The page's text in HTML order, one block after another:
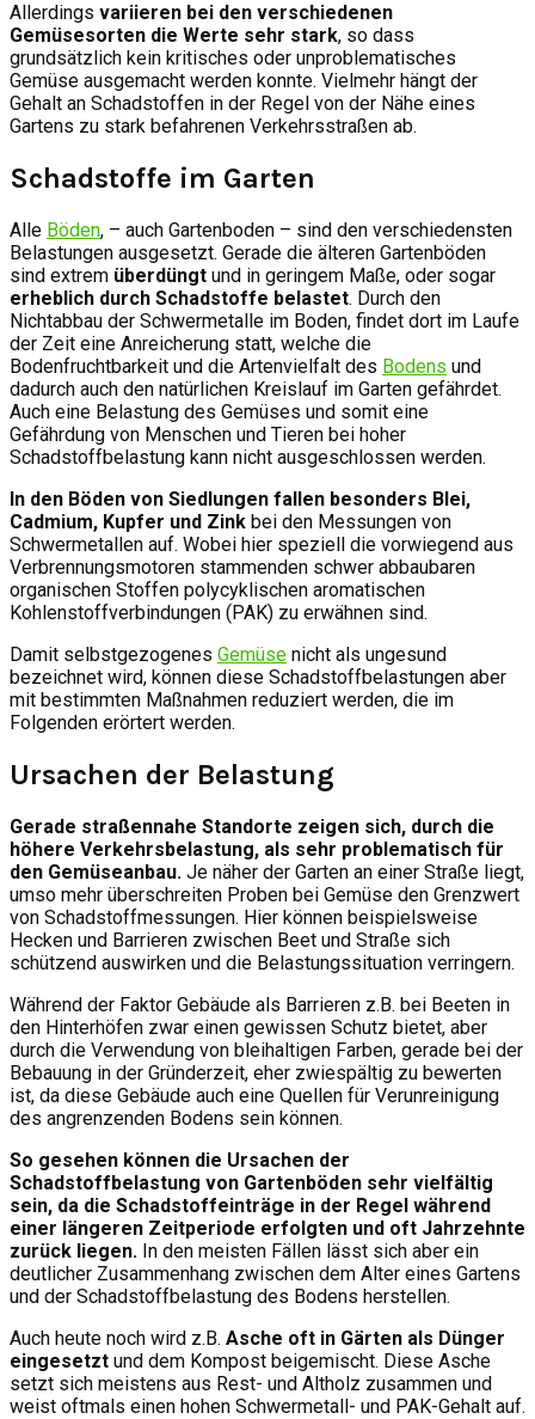
Allerdings variieren bei den verschiedenen
Gemüsesorten die Werte sehr stark, so dass
grundsätzlich kein kritisches oder unproblematisches
Gemüse ausgemacht werden konnte. Vielmehr hängt der
Gehalt an Schadstoffen in der Regel von der Nähe eines
Gartens zu stark befahrenen Verkehrsstraßen ab.
Schadstoffe im Garten
Alle Böden, – auch Gartenboden – sind den verschiedensten
Belastungen ausgesetzt. Gerade die älteren Gartenböden
sind extrem überdüngt und in geringem Maße, oder sogar
erheblich durch Schadstoffe belastet. Durch den
Nichtabbau der Schwermetalle im Boden, findet dort im Laufe
der Zeit eine Anreicherung statt, welche die
Bodenfruchtbarkeit und die Artenvielfalt des Bodens und
dadurch auch den natürlichen Kreislauf im Garten gefährdet.
Auch eine Belastung des Gemüses und somit eine
Gefährdung von Menschen und Tieren bei hoher
Schadstoffbelastung kann nicht ausgeschlossen werden.
In den Böden von Siedlungen fallen besonders Blei,
Cadmium, Kupfer und Zink bei den Messungen von
Schwermetallen auf. Wobei hier speziell die vorwiegend aus
Verbrennungsmotoren stammenden schwer abbaubaren
organischen Stoffen polycyklischen aromatischen
Kohlenstoffverbindungen (PAK) zu erwähnen sind.
Damit selbstgezogenes Gemüse nicht als ungesund
bezeichnet wird, können diese Schadstoffbelastungen aber
mit bestimmten Maßnahmen reduziert werden, die im
Folgenden erörtert werden.
Ursachen der Belastung
Gerade straßennahe Standorte zeigen sich, durch die
höhere Verkehrsbelastung, als sehr problematisch für
den Gemüseanbau. Je näher der Garten an einer Straße liegt,
umso mehr überschreiten Proben bei Gemüse den Grenzwert
von Schadstoffmessungen. Hier können beispielsweise
Hecken und Barrieren zwischen Beet und Straße sich
schützend auswirken und die Belastungssituation verringern.
Während der Faktor Gebäude als Barrieren z.B. bei Beeten in
den Hinterhöfen zwar einen gewissen Schutz bietet, aber
durch die Verwendung von bleihaltigen Farben, gerade bei der
Bebauung in der Gründerzeit, eher zwiespältig zu bewerten
ist, da diese Gebäude auch eine Quellen für Verunreinigung
des angrenzenden Bodens sein können.
So gesehen können die Ursachen der
Schadstoffbelastung von Gartenböden sehr vielfältig
sein, da die Schadstoffeinträge in der Regel während
einer längeren Zeitperiode erfolgten und oft Jahrzehnte
zurück liegen. In den meisten Fällen lässt sich aber ein
deutlicher Zusammenhang zwischen dem Alter eines Gartens
und der Schadstoffbelastung des Bodens herstellen.
Auch heute noch wird z.B. Asche oft in Gärten als Dünger
eingesetzt und dem Kompost beigemischt. Diese Asche
setzt sich meistens aus Rest- und Altholz zusammen und
weist oftmals einen hohen Schwermetall- und PAK-Gehalt auf.